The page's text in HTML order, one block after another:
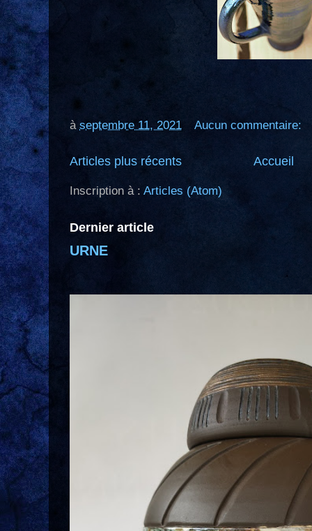
à septembre 11, 2021 Aucun commentaire:
Articles plus récents Accueil
Inscription à : Articles (Atom)
Dernier article
URNE